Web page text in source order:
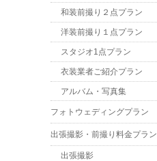
和装前撮り２点プラン
洋装前撮り１点プラン
スタジオ1点プラン
衣装業者ご紹介プラン
アルバム・写真集
フォトウェディングプラン
出張撮影・前撮り料金プラン
出張撮影